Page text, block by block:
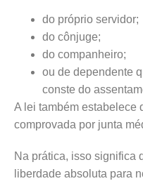
do próprio servidor;
do cônjuge;
do companheiro;
ou de dependente
conste do
A lei também estabelece
comprovada por junta
Na prática, isso significa
liberdade absoluta para